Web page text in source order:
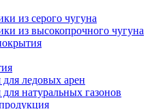
из серого чугуна
из высокопрочного чугуна
ледовых арен
натуральных газонов